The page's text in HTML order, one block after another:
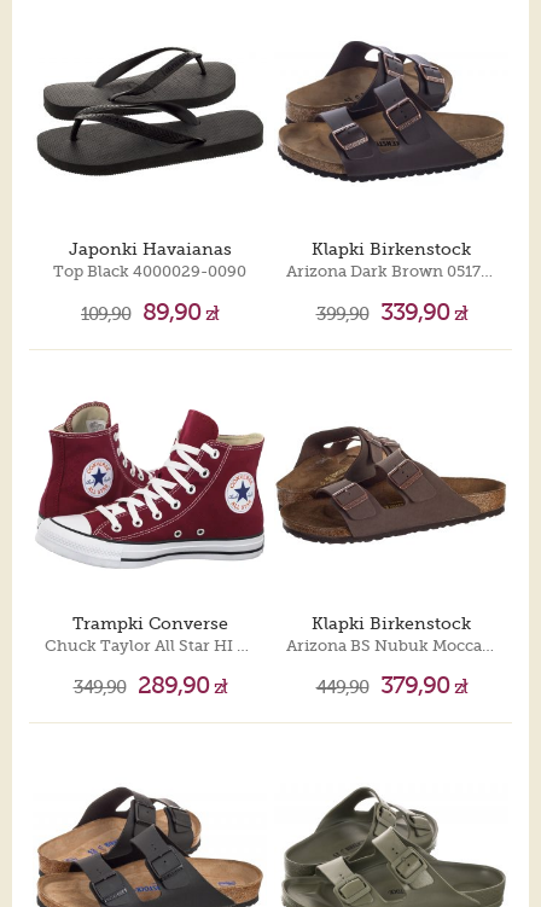
sportowe lub trampki. Dla mężczyzn lubiących wyzwania i
aktywność sportową mamy szeroką gamę butów do biegania i
obuwia trekingowego. Na letnie eskapady doskonale sprawdzą
się męskie sandały i klapki. Panowie lubiący ciężkie obuwie
znajdą u nas szeroką ofertę glanów. Na każdą porę roku, na
każdą okazję. Każdy mężczyzna ma odrębny styl i upodobania.
Projektanci chcąc zadowolić nawet najbardziej wymagających
klientów prześcigają się w projektach. A ty? Jaki styl
Japonki Havaianas
Top Black 4000029-0090
109,90 89,90zł
Klapki Birkenstock
Arizona Dark Brown 051701
399,90 339,90zł
Trampki Converse
349,90 289,90zł
Klapki Birkenstock
449,90 379,90zł